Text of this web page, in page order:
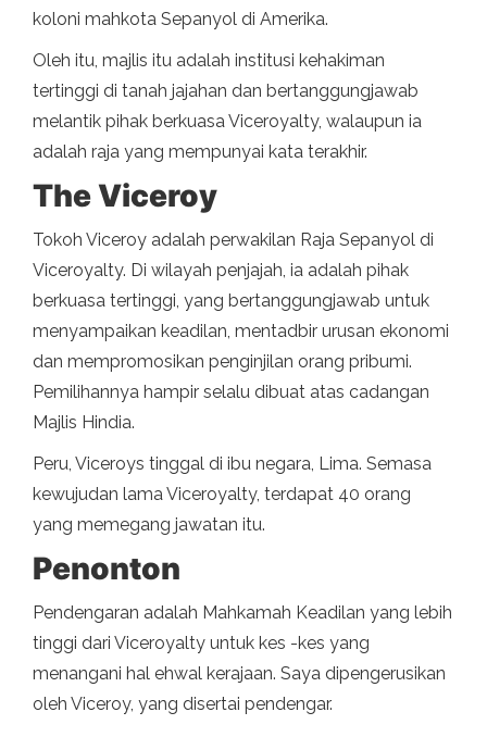
koloni mahkota Sepanyol di Amerika.
Oleh itu, majlis itu adalah institusi kehakiman
tertinggi di tanah jajahan dan bertanggungjawab
melantik pihak berkuasa Viceroyalty, walaupun ia
adalah raja yang mempunyai kata terakhir.
The Viceroy
Tokoh Viceroy adalah perwakilan Raja Sepanyol di
Viceroyalty. Di wilayah penjajah, ia adalah pihak
berkuasa tertinggi, yang bertanggungjawab untuk
menyampaikan keadilan, mentadbir urusan ekonomi
dan mempromosikan penginjilan orang pribumi.
Pemilihannya hampir selalu dibuat atas cadangan
Majlis Hindia.
Peru, Viceroys tinggal di ibu negara, Lima. Semasa
kewujudan lama Viceroyalty, terdapat 40 orang
yang memegang jawatan itu.
Penonton
Pendengaran adalah Mahkamah Keadilan yang lebih
tinggi dari Viceroyalty untuk kes -kes yang
menangani hal ehwal kerajaan. Saya dipengerusikan
oleh Viceroy, yang disertai pendengar.